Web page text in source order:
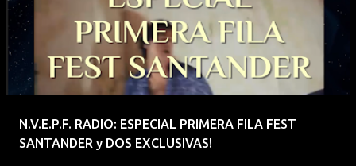
N.V.E.P.F. RADIO: ESPECIAL PRIMERA FILA FEST
SANTANDER y DOS EXCLUSIVAS!